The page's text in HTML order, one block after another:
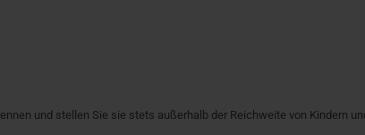
und stellen Sie sie stets außerhalb der Reichweite von Kindern